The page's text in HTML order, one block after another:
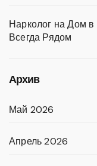
Нарколог на Дом
Всегда Рядом
Архив
Май 2026
Апрель 2026